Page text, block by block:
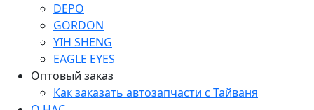
DEPO
GORDON
YIH SHENG
EAGLE EYES
Оптовый заказ
Как заказать автозапчасти с Тайваня